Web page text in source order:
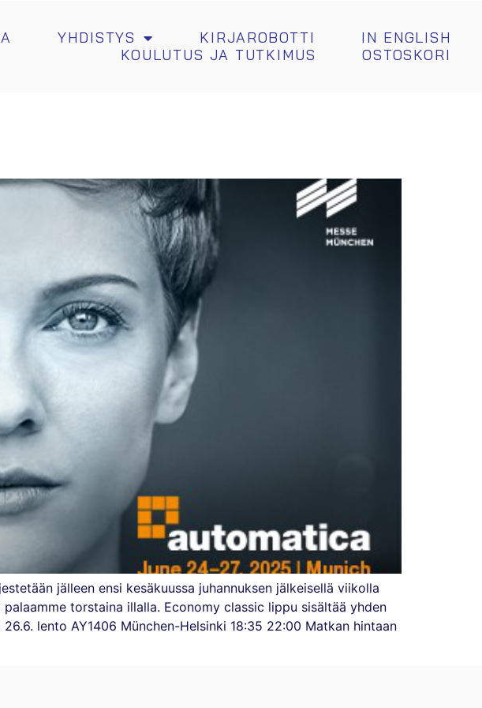
YHDISTYS KIRJAROBOTTI
IN ENGLISH
KOULUTUS JA TUTKIMUS
OSTOSKORI
jälleen ensi kesäkuussa juhannuksen jälkeisellä viikolla
torstaina illalla. Economy classic lippu sisältää yhden
lento AY1406 München-Helsinki 18:35 22:00 Matkan hintaan